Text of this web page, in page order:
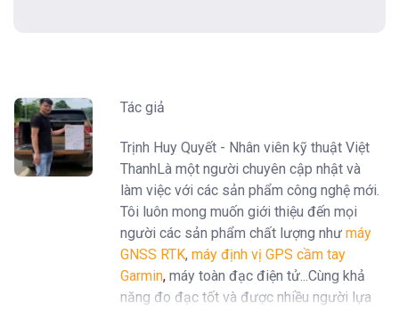
Tác giả
Trịnh Huy Quyết - Nhân viên kỹ thuật Việt
ThanhLà một người chuyên cập nhật và
làm việc với các sản phẩm công nghệ mới.
Tôi luôn mong muốn giới thiệu đến mọi
người các sản phẩm chất lượng như máy
GNSS RTK, máy định vị GPS cầm tay
Garmin, máy toàn đạc điện tử...Cùng khả
năng đo đạc tốt và được nhiều người lựa